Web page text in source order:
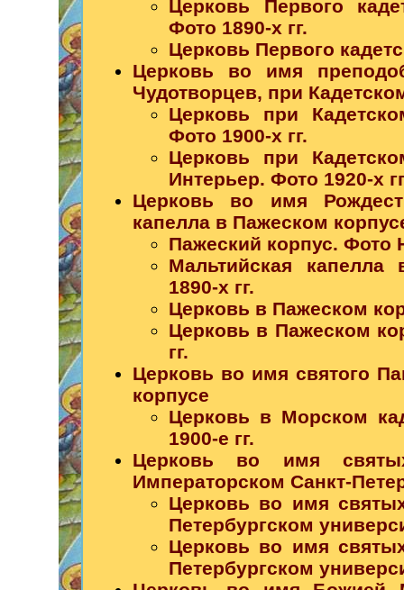
Церковь Первого
Фото 1890-х гг.
Церковь Первого
Церковь во имя
Чудотворцев, при
Церковь при
Фото 1900-х гг.
Церковь при
Интерьер. Фото 1920-х
Церковь во имя
капелла в Пажеском
Пажеский корпус. Фото
Мальтийская
1890-х гг.
Церковь в Пажеском
Церковь в Пажеском
гг.
Церковь во имя святого
корпусе
Церковь в Морском
1900-е гг.
Церковь во имя
Императорском Санкт-
Церковь во имя
Петербургском
Церковь во имя
Петербургском